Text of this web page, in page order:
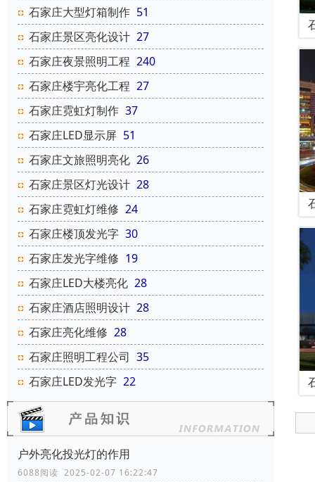
石家庄大型灯箱制作 51
石家庄景区亮化设计 27
石家庄夜景照明工程 240
石家庄楼宇亮化工程 27
石家庄霓虹灯制作 37
石家庄LED显示屏 51
石家庄文旅照明亮化 26
石家庄景区灯光设计 28
石家庄霓虹灯维修 24
石家庄楼顶发光字 30
石家庄发光字维修 19
石家庄LED大楼亮化 28
石家庄酒店照明设计 28
石家庄亮化维修 28
石家庄照明工程公司 35
石家庄LED发光字 22
户外亮化投光灯的作用
6088阅读 2025-02-07 16:22:47